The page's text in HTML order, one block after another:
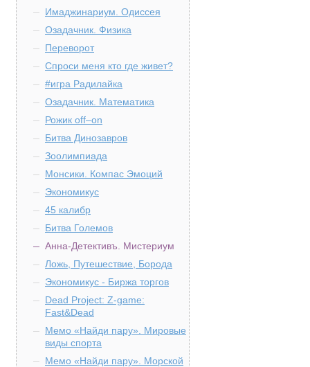
Имаджинариум. Одиссея
Озадачник. Физика
Переворот
Спроси меня кто где живет?
#игра Радилайка
Озадачник. Математика
Рожик off–on
Битва Динозавров
Зоолимпиада
Монсики. Компас Эмоций
Экономикус
45 калибр
Битва Големов
Анна-Детективъ. Мистериум
Ложь, Путешествие, Борода
Экономикус - Биржа торгов
Dead Project: Z-game:
Fast&Dead
Мемо «Найди пару». Мировые
виды спорта
Мемо «Найди пару». Морской